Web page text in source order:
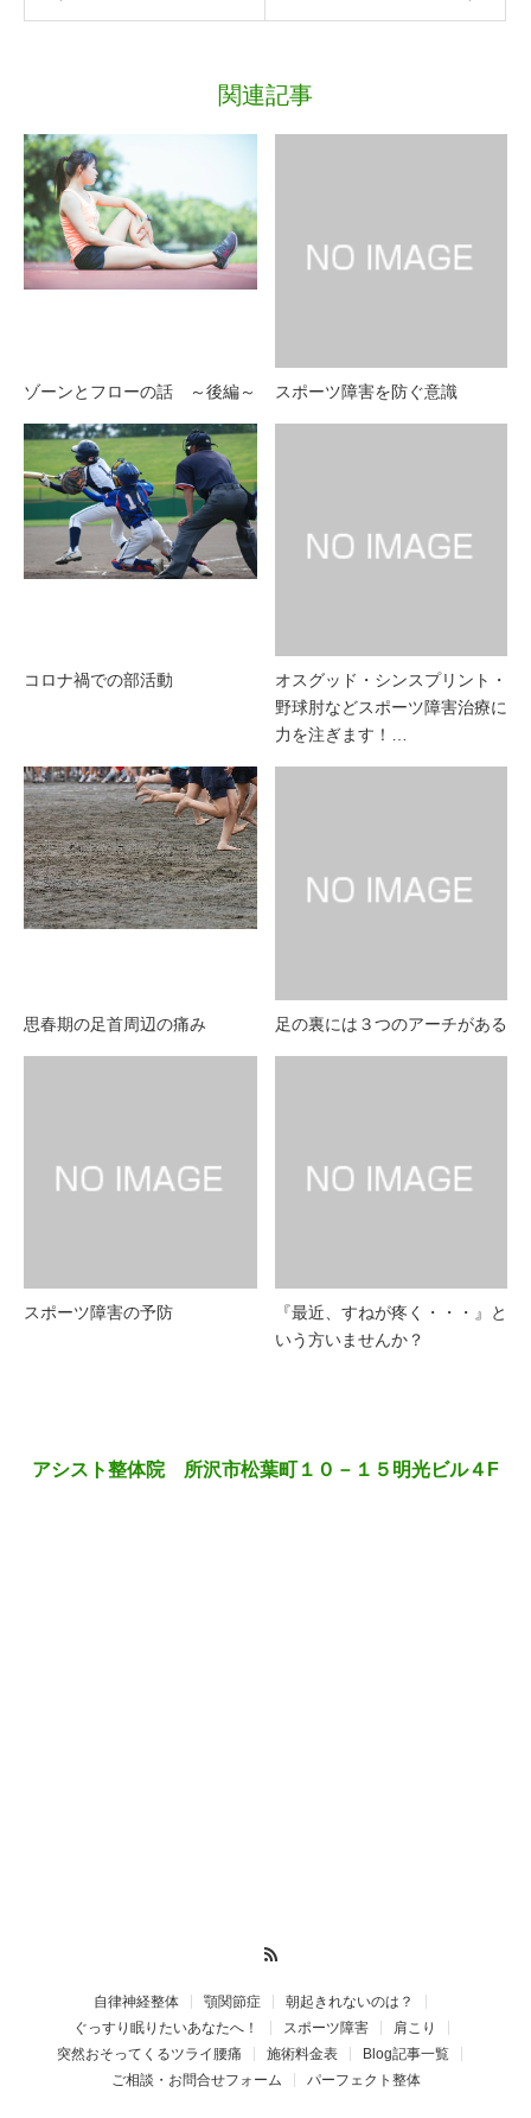
関連記事
ゾーンとフローの話 ～後編～ スポーツ障害を防ぐ意識
コロナ禍での部活動
オスグッド・シンスプリント・
野球肘などスポーツ障害治療に
力を注ぎます！…
思春期の足首周辺の痛み 足の裏には３つのアーチがある
スポーツ障害の予防
『最近、すねが疼く・・・』と
いう方いませんか？
アシスト整体院 所沢市松葉町１０－１５明光ビル４F
自律神経整体 顎関節症
朝起きれないのは？
ぐっすり眠りたいあなたへ！
スポーツ障害
肩こり
突然おそってくるツライ腰痛
施術料金表
Blog記事一覧
ご相談・お問合せフォーム
パーフェクト整体